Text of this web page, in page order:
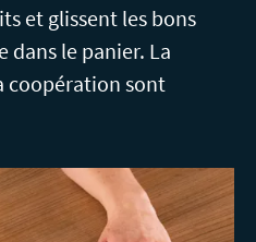
et glissent les bons
dans le panier. La
coopération sont